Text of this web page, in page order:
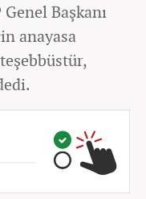
Başkanı
anayasa